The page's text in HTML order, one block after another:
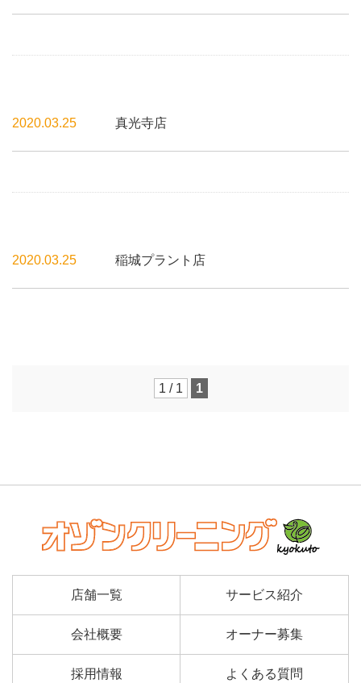
2020.03.25 真光寺店
2020.03.25 稲城プラント店
1 / 1 1
店舗一覧 サービス紹介
会社概要 オーナー募集
採用情報 よくある質問